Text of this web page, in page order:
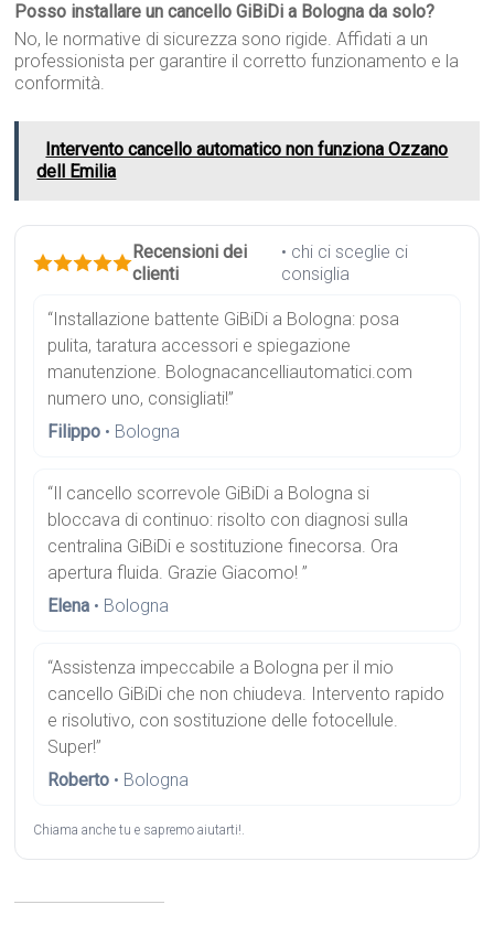
Posso installare un cancello GiBiDi a Bologna da solo?
No, le normative di sicurezza sono rigide. Affidati a un
professionista per garantire il corretto funzionamento e la
conformità.
Intervento cancello automatico non funziona Ozzano
dell Emilia
Recensioni dei
clienti
• chi ci sceglie ci
consiglia
“Installazione battente GiBiDi a Bologna: posa
pulita, taratura accessori e spiegazione
manutenzione. Bolognacancelliautomatici.com
numero uno, consigliati!”
Filippo • Bologna
“Il cancello scorrevole GiBiDi a Bologna si
bloccava di continuo: risolto con diagnosi sulla
centralina GiBiDi e sostituzione finecorsa. Ora
apertura fluida. Grazie Giacomo! ”
Elena • Bologna
“Assistenza impeccabile a Bologna per il mio
cancello GiBiDi che non chiudeva. Intervento rapido
e risolutivo, con sostituzione delle fotocellule.
Super!”
Roberto • Bologna
Chiama anche tu e sapremo aiutarti!.